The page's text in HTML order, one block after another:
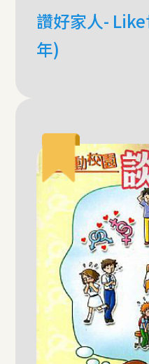
讚好家人-
年)